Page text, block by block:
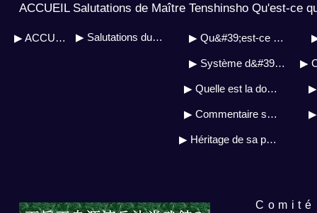
ACCUEIL Salutations de Maître Tenshinsho Qu'est-ce
▶ ACCUEIL ▶ Salutations du Maître Soh ▶ Qu&#39;est-ce que le Tenshinsho Jigenryu ?
▶ Système d&#39;enseignement auto-sourcé
▶ Quelle est la doctrine du fondateur ?
▶ Commentaire sur la biographie de l&#39;art militaire
▶ Héritage de sa propre source